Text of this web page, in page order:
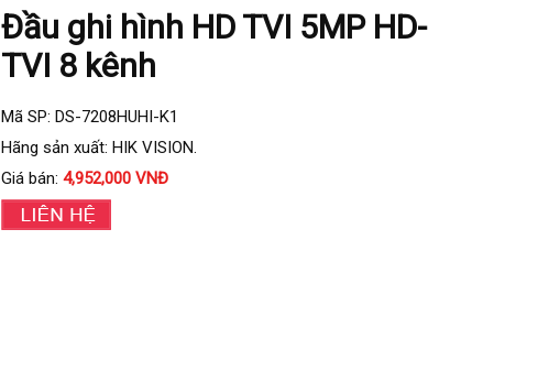
Đầu ghi hình HD TVI 5MP HD-
TVI 8 kênh
Mã SP: DS-7208HUHI-K1
Hãng sản xuất: HIK VISION.
Giá bán: 4,952,000 VNĐ